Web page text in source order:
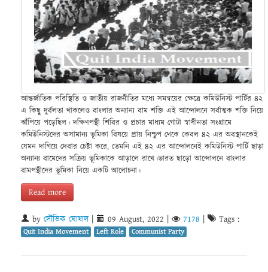
আন্তর্জাতিক পরিস্থিতি ও জাতীয় রাজনীতির মধ্যে সমন্বয়ের ক্ষেত্রে কমিউনিস্ট পার্টির ৪২
এ কিছু দুর্বলতা থাকলেও বাংলার অন্যান্য বাম শক্তি এই আন্দোলনে সর্বাত্মক শক্তি নিয়ে
ঝাঁপিয়ে পড়েছিল। দক্ষিণপন্থী শিবির ও প্রচার মাধ্যম গোটা স্বাধীনতা সংগ্রামে
কমিউনিস্টদের অসামান্য ভূমিকা বিষয়ে প্রায় নিশ্চুপ থেকে কেবল ৪২ এর অবস্থানকেই
যেমন দাগিয়ে দেবার চেষ্টা করে, তেমনি এই ৪২ এর আন্দোলনেই কমিউনিস্ট পার্টি ছাড়া
অন্যান্য বামেদের সক্রিয় ভূমিকাকে আড়ালে রাখে।ভারত ছাড়ো আন্দোলনে বাংলার
বামপন্থীদের ভূমিকা নিয়ে একটি আলোচনা।
Read more
by সৌভিক ঘোষাল| 09 August, 2022 | 7178 | Tags :
Quit India Movement Left Role Communist Party